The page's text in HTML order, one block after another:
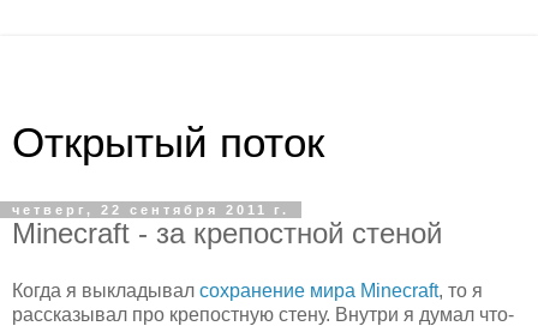
Открытый поток
четверг, 22 сентября 2011 г.
Minecraft - за крепостной стеной
Когда я выкладывал сохранение мира Minecraft, то я
рассказывал про крепостную стену. Внутри я думал что-